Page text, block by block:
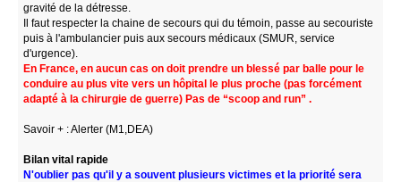
gravité de la détresse.
Il faut respecter la chaine de secours qui du témoin, passe au secouriste
puis à l'ambulancier puis aux secours médicaux (SMUR, service
d'urgence).
En France, en aucun cas on doit prendre un blessé par balle pour le
conduire au plus vite vers un hôpital le plus proche (pas forcément
adapté à la chirurgie de guerre) Pas de “scoop and run” .
Savoir + : Alerter (M1,DEA)
Bilan vital rapide
N'oublier pas qu'il y a souvent plusieurs victimes et la priorité sera